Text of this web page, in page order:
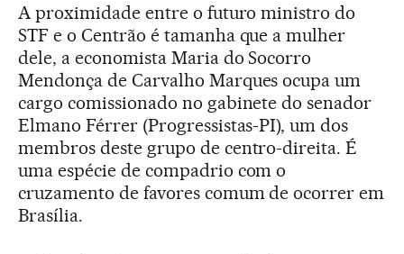
A proximidade entre o futuro ministro do
STF e o Centrão é tamanha que a mulher
dele, a economista Maria do Socorro
Mendonça de Carvalho Marques ocupa um
cargo comissionado no gabinete do senador
Elmano Férrer (Progressistas-PI), um dos
membros deste grupo de centro-direita. É
uma espécie de compadrio com o
cruzamento de favores comum de ocorrer em
Brasília.